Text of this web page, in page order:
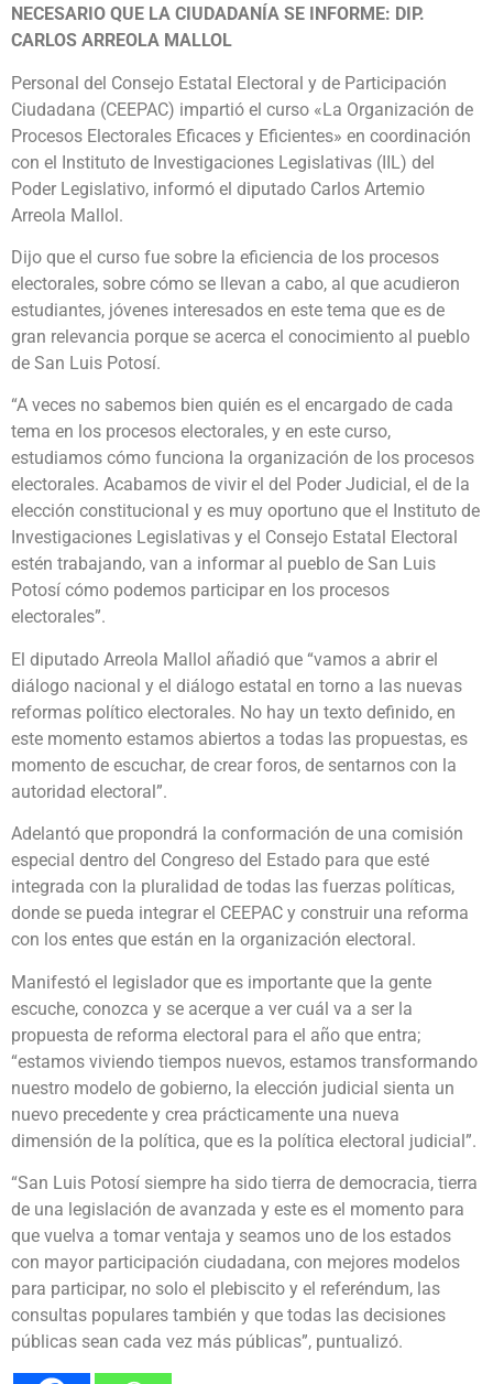
NECESARIO QUE LA CIUDADANÍA SE INFORME: DIP.
CARLOS ARREOLA MALLOL
Personal del Consejo Estatal Electoral y de Participación
Ciudadana (CEEPAC) impartió el curso «La Organización de
Procesos Electorales Eficaces y Eficientes» en coordinación
con el Instituto de Investigaciones Legislativas (IIL) del
Poder Legislativo, informó el diputado Carlos Artemio
Arreola Mallol.
Dijo que el curso fue sobre la eficiencia de los procesos
electorales, sobre cómo se llevan a cabo, al que acudieron
estudiantes, jóvenes interesados en este tema que es de
gran relevancia porque se acerca el conocimiento al pueblo
de San Luis Potosí.
“A veces no sabemos bien quién es el encargado de cada
tema en los procesos electorales, y en este curso,
estudiamos cómo funciona la organización de los procesos
electorales. Acabamos de vivir el del Poder Judicial, el de la
elección constitucional y es muy oportuno que el Instituto de
Investigaciones Legislativas y el Consejo Estatal Electoral
estén trabajando, van a informar al pueblo de San Luis
Potosí cómo podemos participar en los procesos
electorales”.
El diputado Arreola Mallol añadió que “vamos a abrir el
diálogo nacional y el diálogo estatal en torno a las nuevas
reformas político electorales. No hay un texto definido, en
este momento estamos abiertos a todas las propuestas, es
momento de escuchar, de crear foros, de sentarnos con la
autoridad electoral”.
Adelantó que propondrá la conformación de una comisión
especial dentro del Congreso del Estado para que esté
integrada con la pluralidad de todas las fuerzas políticas,
donde se pueda integrar el CEEPAC y construir una reforma
con los entes que están en la organización electoral.
Manifestó el legislador que es importante que la gente
escuche, conozca y se acerque a ver cuál va a ser la
propuesta de reforma electoral para el año que entra;
“estamos viviendo tiempos nuevos, estamos transformando
nuestro modelo de gobierno, la elección judicial sienta un
nuevo precedente y crea prácticamente una nueva
dimensión de la política, que es la política electoral judicial”.
“San Luis Potosí siempre ha sido tierra de democracia, tierra
de una legislación de avanzada y este es el momento para
que vuelva a tomar ventaja y seamos uno de los estados
con mayor participación ciudadana, con mejores modelos
para participar, no solo el plebiscito y el referéndum, las
consultas populares también y que todas las decisiones
públicas sean cada vez más públicas”, puntualizó.